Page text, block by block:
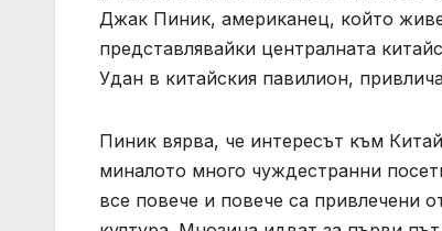
Джак Пиник, американец, който
представлявайки централната
Удан в китайския павилион,
Пиник вярва, че интересът към
миналото много чуждестранни
все повече и повече са привлечени